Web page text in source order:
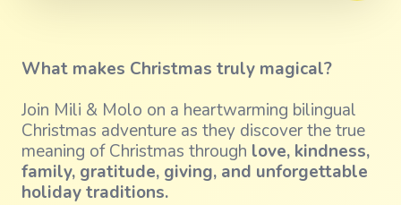
What makes Christmas truly magical?
Join Mili & Molo on a heartwarming bilingual
Christmas adventure as they discover the true
meaning of Christmas through love, kindness,
family, gratitude, giving, and unforgettable
holiday traditions.